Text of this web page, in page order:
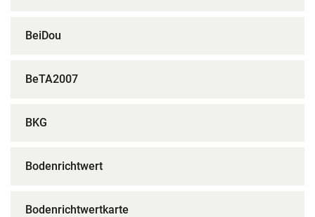
BeiDou
BeTA2007
BKG
Bodenrichtwert
Bodenrichtwertkarte